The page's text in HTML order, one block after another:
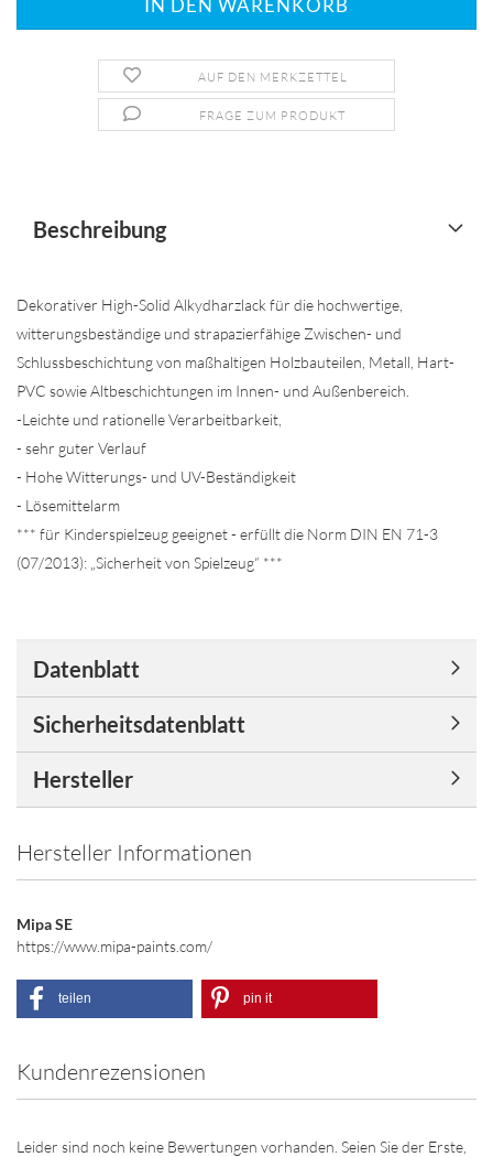
AUF DEN MERKZETTEL
FRAGE ZUM PRODUKT
Beschreibung
Dekorativer High-Solid Alkydharzlack für die hochwertige,
witterungsbeständige und strapazierfähige Zwischen- und
Schlussbeschichtung von maßhaltigen Holzbauteilen, Metall, Hart-
PVC sowie Altbeschichtungen im Innen- und Außenbereich.
-Leichte und rationelle Verarbeitbarkeit,
- sehr guter Verlauf
- Hohe Witterungs- und UV-Beständigkeit
- Lösemittelarm
*** für Kinderspielzeug geeignet - erfüllt die Norm DIN EN 71-3
(07/2013): „Sicherheit von Spielzeug“ ***
Datenblatt
Sicherheitsdatenblatt
Hersteller
Hersteller Informationen
Mipa SE
https://www.mipa-paints.com/
teilen pin it
Kundenrezensionen
Leider sind noch keine Bewertungen vorhanden. Seien Sie der Erste,